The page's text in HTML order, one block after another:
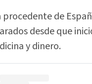
procedente de
desde que
y dinero.